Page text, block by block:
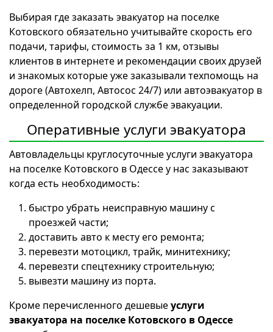
Выбирая где заказать эвакуатор на поселке
Котовского обязательно учитывайте скорость его
подачи, тарифы, стоимость за 1 км, отзывы
клиентов в интернете и рекомендации своих друзей
и знакомых которые уже заказывали техпомощь на
дороге (Автохелп, Автосос 24/7) или автоэвакуатор в
определенной городской службе эвакуации.
Оперативные услуги эвакуатора
Автовладельцы круглосуточные услуги эвакуатора
на поселке Котовского в Одессе у нас заказывают
когда есть необходимость:
быстро убрать неисправную машину с
проезжей части;
доставить авто к месту его ремонта;
перевезти мотоцикл, трайк, минитехнику;
перевезти спецтехнику строительную;
вывезти машину из порта.
Кроме перечисленного дешевыеуслуги
эвакуатора на поселке Котовского в Одессе